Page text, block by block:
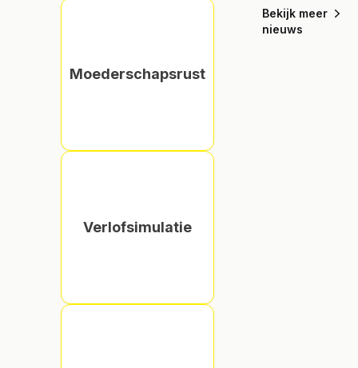
Moederschapsrust
Verlofsimulatie
werd in
Vlimpers
Bekijk meer
nieuws